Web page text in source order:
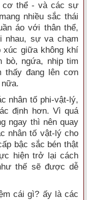
cơ thể - và các sự
nhiều sắc thái
áo với thân thể,
nhau, sự va chạm
giữa không khí
bò, ngứa, nhịp tim
thấy đang lên cơn
tố phi-vật-lý,
định hơn. Vì quá
ngay thì nên quay
nhân tố vật-lý cho
bậc sắc bén thật
hiện trở lại cách
thế sẽ được dễ
gì? ấy là các